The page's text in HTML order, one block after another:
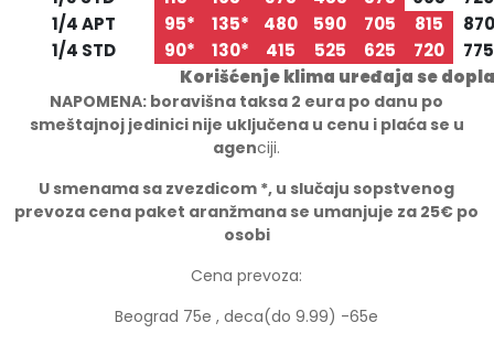
1/4 APT
95* 135* 480 590 705 815
870
1/4 STD
90* 130* 415 525 625 720
775
Korišćenje klima uređaja se
NAPOMENA: boravišna taksa 2 eura po danu po
smeštajnoj jedinici nije uključena u cenu i plaća se u
agenciji.
U smenama sa zvezdicom *, u slučaju sopstvenog
prevoza cena paket aranžmana se umanjuje za 25€ po
osobi
Cena prevoza:
Beograd 75e , deca(do 9.99) -65e